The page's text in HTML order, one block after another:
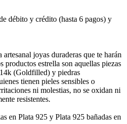
débito y crédito (hasta 6 pagos) y
joyas duraderas que te harán
productos estrella son aquellas piezas
(Goldfilled) y piedras
tienen pieles sensibles o
ni molestias, no se oxidan ni
resistentes.
en Plata 925 y Plata 925 bañadas en